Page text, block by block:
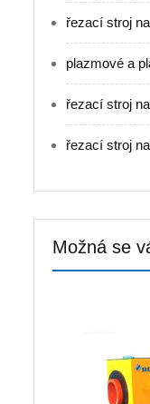
řezací stroj
plazmové a
řezací stroj
řezací stroj
Možná se